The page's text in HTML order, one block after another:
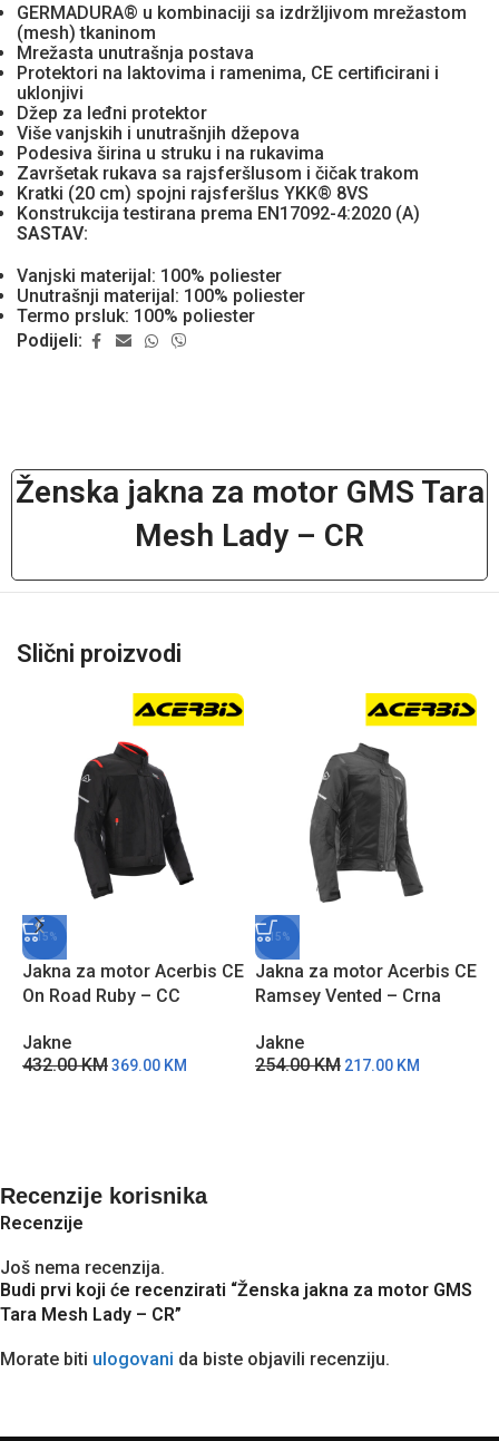
GERMADURA® u kombinaciji sa izdržljivom mrežastom
(mesh) tkaninom
Mrežasta unutrašnja postava
Protektori na laktovima i ramenima, CE certificirani i
uklonjivi
Džep za leđni protektor
Više vanjskih i unutrašnjih džepova
Podesiva širina u struku i na rukavima
Završetak rukava sa rajsferšlusom i čičak trakom
Kratki (20 cm) spojni rajsferšlus YKK® 8VS
Konstrukcija testirana prema EN17092-4:2020 (A)
SASTAV:
Vanjski materijal: 100% poliester
Unutrašnji materijal: 100% poliester
Termo prsluk: 100% poliester
Podijeli:
Ženska jakna za motor GMS Tara
Mesh Lady – CR
Slični proizvodi
-15%
Jakna za motor Acerbis CE
On Road Ruby – CC
Jakne
432.00KM369.00 KM
-15%
Jakna za motor Acerbis CE
Ramsey Vented – Crna
Jakne
254.00KM 217.00 KM
Recenzije korisnika
Recenzije
Još nema recenzija.
Budi prvi koji će recenzirati “Ženska jakna za motor GMS
Tara Mesh Lady – CR”
Morate biti ulogovani da biste objavili recenziju.